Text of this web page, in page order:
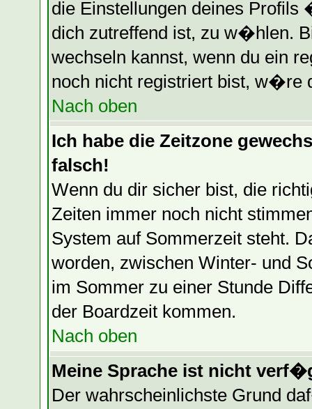
die Einstellungen deines
dich zutreffend ist, zu w�hlen.
wechseln kannst, wenn du ein
noch nicht registriert bist, w�re
Nach oben
Ich habe die Zeitzone
falsch!
Wenn du dir sicher bist, die
Zeiten immer noch nicht
System auf Sommerzeit steht.
worden, zwischen Winter- und
im Sommer zu einer Stunde
der Boardzeit kommen.
Nach oben
Meine Sprache ist nicht
Der wahrscheinlichste Grund